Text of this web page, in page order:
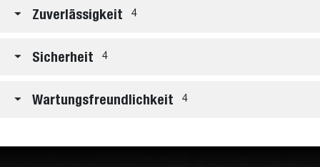
Zuverlässigkeit 4
Sicherheit 4
Wartungsfreundlichkeit 4